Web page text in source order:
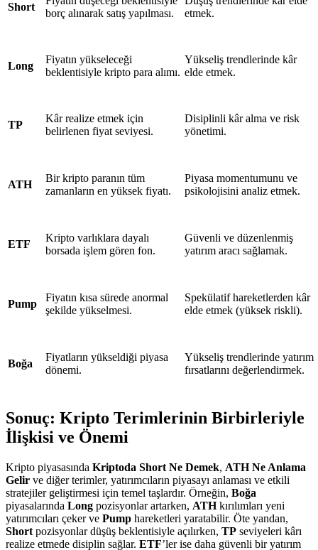
Short
borç alınarak satış yapılması.
etmek.
Long
Fiyatın yükseleceği
beklentisiyle kripto para alımı.
Yükseliş trendlerinde kâr
elde etmek.
TP
Kâr realize etmek için
belirlenen fiyat seviyesi.
Disiplinli kâr alma ve risk
yönetimi.
ATH
Bir kripto paranın tüm
zamanların en yüksek fiyatı.
Piyasa momentumunu ve
psikolojisini analiz etmek.
ETF
Kripto varlıklara dayalı
borsada işlem gören fon.
Güvenli ve düzenlenmiş
yatırım aracı sağlamak.
Pump
Fiyatın kısa sürede anormal
şekilde yükselmesi.
Spekülatif hareketlerden kâr
elde etmek (yüksek riskli).
Boğa
Fiyatların yükseldiği piyasa
dönemi.
Yükseliş trendlerinde yatırım
fırsatlarını değerlendirmek.
Sonuç: Kripto Terimlerinin Birbirleriyle
İlişkisi ve Önemi
Kripto piyasasında Kriptoda Short Ne Demek, ATH Ne Anlama
Gelir ve diğer terimler, yatırımcıların piyasayı anlaması ve etkili
stratejiler geliştirmesi için temel taşlardır. Örneğin, Boğa
piyasalarında Long pozisyonlar artarken, ATHkırılımları yeni
yatırımcıları çeker ve Pump hareketleri yaratabilir. Öte yandan,
Short pozisyonlar düşüş beklentisiyle açılırken, TP seviyeleri kârı
realize etmede disiplin sağlar. ETF’ler ise daha güvenli bir yatırım